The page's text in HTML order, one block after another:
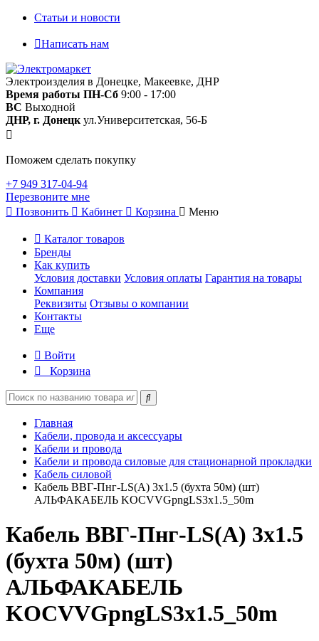
Статьи и новости
Написать нам
Электроизделия в Донецке, Макеевке, ДНР
Время работы ПН-Сб 9:00 - 17:00
ВС Выходной
ДНР, г. Донецк ул.Университетская, 56-Б
Поможем сделать покупку
+7 949 317-04-94
Перезвоните мне
Позвонить
Кабинет Корзина Меню
Каталог товаров
Бренды
Как купить
Условия доставки Условия оплаты Гарантия на товары
Компания
Реквизиты Отзывы о компании
Контакты
Еще
Войти
Корзина
Главная
Кабели, провода и аксессуары
Кабели и провода
Кабели и провода силовые для стационарной прокладки
Кабель силовой
Кабель ВВГ-Пнг-LS(А) 3х1.5 (бухта 50м) (шт)
АЛЬФАКАБЕЛЬ KOCVVGpngLS3x1.5_50m
Кабель ВВГ-Пнг-LS(А) 3х1.5
(бухта 50м) (шт)
АЛЬФАКАБЕЛЬ
KOCVVGpngLS3x1.5_50m